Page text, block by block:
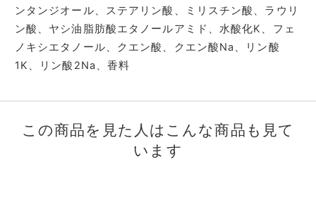
ンタンジオール、ステアリン酸、ミリスチン酸、ラウリ
ン酸、ヤシ油脂肪酸エタノールアミド、水酸化K、フェ
ノキシエタノール、クエン酸、クエン酸Na、リン酸
1K、リン酸2Na、香料
この商品を見た人はこんな商品も見て
います